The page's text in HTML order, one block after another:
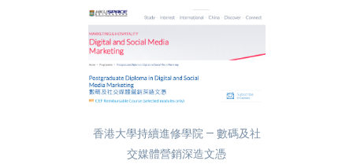
香港大學持續進修學院 — 數碼及社
交媒體營銷深造文憑